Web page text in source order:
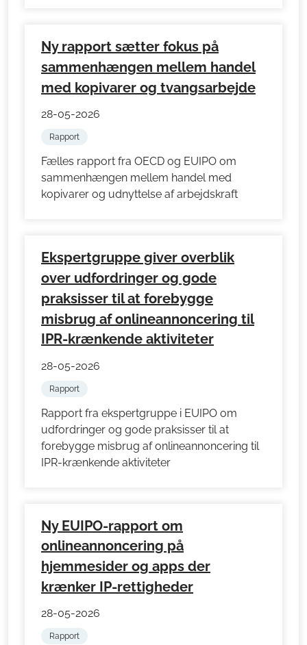
Ny rapport sætter fokus på
sammenhængen mellem handel
med kopivarer og tvangsarbejde
28-05-2026
Rapport
Fælles rapport fra OECD og EUIPO om
sammenhængen mellem handel med
kopivarer og udnyttelse af arbejdskraft
Ekspertgruppe giver overblik
over udfordringer og gode
praksisser til at forebygge
misbrug af onlineannoncering til
IPR-krænkende aktiviteter
28-05-2026
Rapport
Rapport fra ekspertgruppe i EUIPO om
udfordringer og gode praksisser til at
forebygge misbrug af onlineannoncering til
IPR-krænkende aktiviteter
Ny EUIPO-rapport om
onlineannoncering på
hjemmesider og apps der
krænker IP-rettigheder
28-05-2026
Rapport